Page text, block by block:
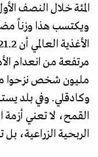
ويكتسب هذا وزناً
مليون شخص نزحوا من
القمح، لا تعني
الربحية الزراعية،